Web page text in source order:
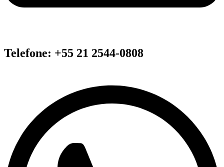
Telefone: +55 21 2544-0808